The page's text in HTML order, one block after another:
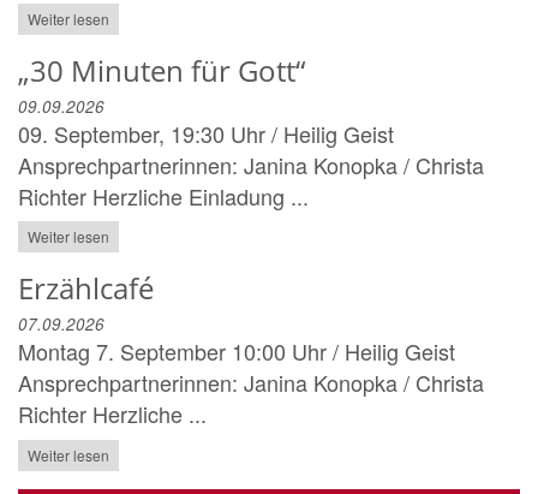
Weiter lesen
„30 Minuten für Gott“
09.09.2026
09. September, 19:30 Uhr / Heilig Geist
Ansprechpartnerinnen: Janina Konopka / Christa
Richter Herzliche Einladung ...
Weiter lesen
Erzählcafé
07.09.2026
Montag 7. September 10:00 Uhr / Heilig Geist
Ansprechpartnerinnen: Janina Konopka / Christa
Richter Herzliche ...
Weiter lesen